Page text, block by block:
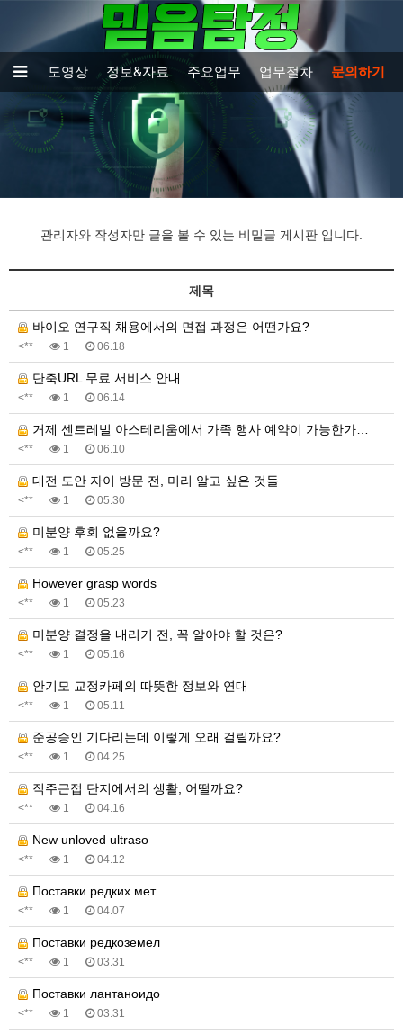
출연보도영상 정보&자료 주요업무 업무절차 문의하기
관리자와 작성자만 글을 볼 수 있는 비밀글 게시판 입니다.
제목
바이오 연구직 채용에서의 면접 과정은 어떤가요?
<** 1 06.18
단축URL 무료 서비스 안내
<** 1 06.14
거제 센트레빌 아스테리움에서 가족 행사 예약이 가능한가…
<** 1 06.10
대전 도안 자이 방문 전, 미리 알고 싶은 것들
<** 1 05.30
미분양 후회 없을까요?
<** 1 05.25
However grasp words
<** 1 05.23
미분양 결정을 내리기 전, 꼭 알아야 할 것은?
<** 1 05.16
안기모 교정카페의 따뜻한 정보와 연대
<** 1 05.11
준공승인 기다리는데 이렇게 오래 걸릴까요?
<** 1 04.25
직주근접 단지에서의 생활, 어떨까요?
<** 1 04.16
New unloved ultraso
<** 1 04.12
Поставки редких мет
<** 1 04.07
Поставки редкоземел
<** 1 03.31
Поставки лантаноидо
<** 1 03.31